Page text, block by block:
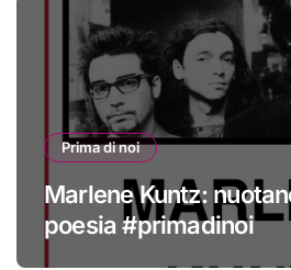
Prima di noi
Marlene Kuntz:
poesia #primadinoi